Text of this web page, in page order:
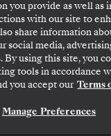
su suite y revise
antes de confirmar
con Silversea.
RESERVE SU SUITE
you provide as well as
with our site to
share information
social media,
By using this site, you
tools in accordance
you accept our Terms
Manage Preferences